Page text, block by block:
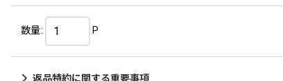
数量: P
返品特約に関する重要事項